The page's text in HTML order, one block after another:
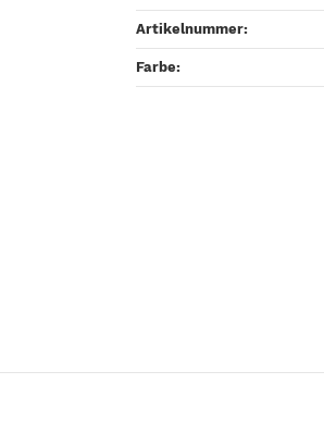
Artikelnummer:
Farbe‍: